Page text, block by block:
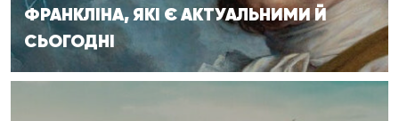
ФРАНКЛІНА, ЯКІ Є АКТУАЛЬНИМИ Й
СЬОГОДНІ